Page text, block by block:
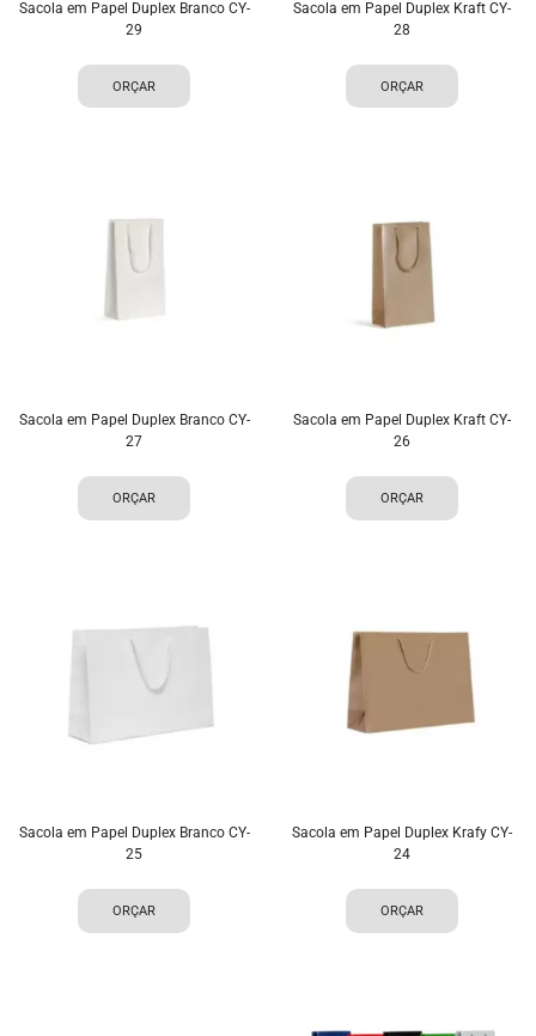
Sacola em Papel Duplex Branco CY-
29
ORÇAR
Sacola em Papel Duplex Kraft CY-
28
ORÇAR
Sacola em Papel Duplex Branco CY-
27
ORÇAR
Sacola em Papel Duplex Kraft CY-
26
ORÇAR
Sacola em Papel Duplex Branco CY-
25
ORÇAR
Sacola em Papel Duplex Krafy CY-
24
ORÇAR